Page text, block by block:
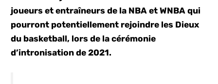
joueurs et entraîneurs de la NBA et WNBA qui
pourront potentiellement rejoindre les Dieux
du basketball, lors de la cérémonie
d’intronisation de 2021.